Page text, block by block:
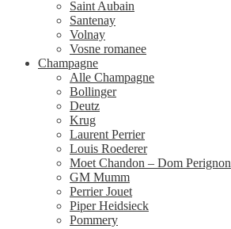
Saint Aubain
Santenay
Volnay
Vosne romanee
Champagne
Alle Champagne
Bollinger
Deutz
Krug
Laurent Perrier
Louis Roederer
Moet Chandon – Dom Perignon
GM Mumm
Perrier Jouet
Piper Heidsieck
Pommery